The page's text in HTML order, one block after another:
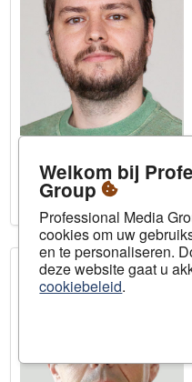
Cup
Redacteur
Welkom bij
Group
Professional Media
cookies om uw
en te personaliseren.
deze website gaat u
cookiebeleid.